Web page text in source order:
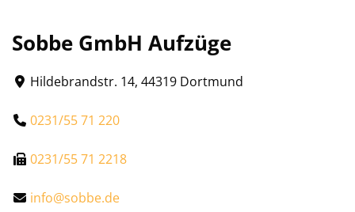
Sobbe GmbH Aufzüge
Hildebrandstr. 14, 44319 Dortmund
0231/55 71 220
0231/55 71 2218
info@sobbe.de